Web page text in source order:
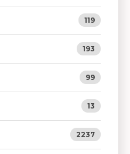
119
193
99
13
2237